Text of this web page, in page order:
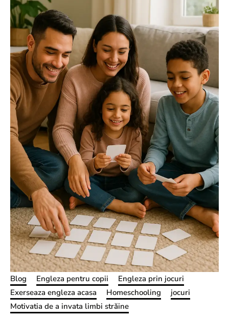
Blog Engleza pentru copii
Engleza prin jocuri
Exerseaza engleza acasa
Homeschooling
jocuri
Motivatia de a invata limbi străine